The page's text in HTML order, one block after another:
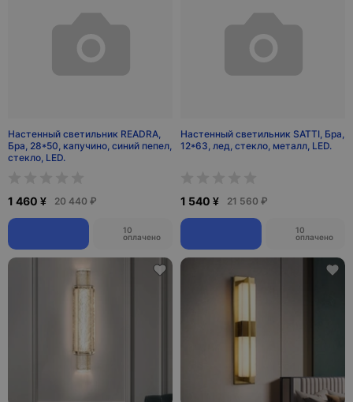
Настенный светильник READRA,
Бра, 28*50, капучино, синий пепел,
стекло, LED.
1 460 ¥ 20 440 ₽
10
оплачено
Настенный светильник SATTI, Бра,
12*63, лед, стекло, металл, LED.
1 540 ¥ 21 560 ₽
10
оплачено